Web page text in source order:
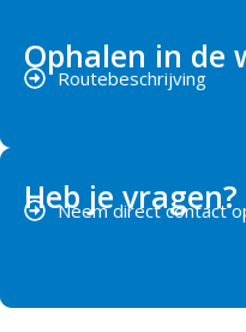
Ophalen in de
Routebeschrijving
Heb je vragen?
Neem direct contact